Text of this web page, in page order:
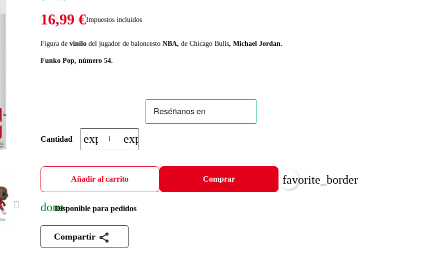
16,99 €Impuestos incluidos
Figura de vinilodel jugador de baloncesto NBA, de Chicago Bulls, Michael Jordan.
Funko Pop, número 54.
Cantidad expand_moreexpand_less
Añadir al carrito Comprar favorite_border
doneDisponible para pedidos
Compartir